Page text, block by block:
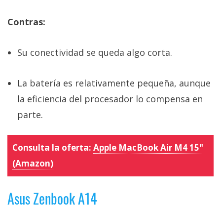
Contras:
Su conectividad se queda algo corta.
La batería es relativamente pequeña, aunque
la eficiencia del procesador lo compensa en
parte.
Consulta la oferta: Apple MacBook Air M4 15"
(Amazon)
Asus Zenbook A14